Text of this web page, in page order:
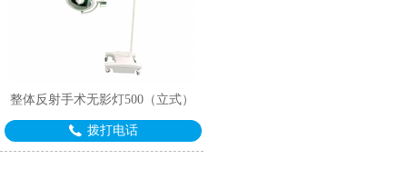
整体反射手术无影灯500（立式）
拨打电话